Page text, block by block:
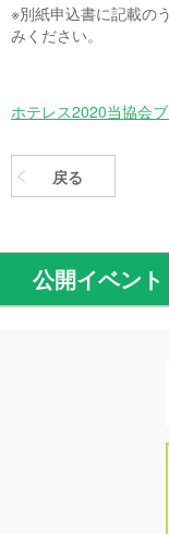
※別紙申込書に記載のう
みください。
ホテレス2020当協会
戻る
公開イベント